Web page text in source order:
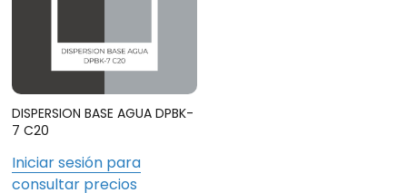
DISPERSION BASE AGUA DPBK-
7 C20
Iniciar sesión para
consultar precios